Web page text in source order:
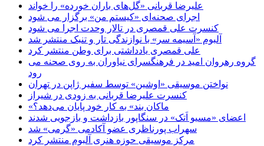
علیرضا قربانی «گل‌های باران خورده» را خواند
اجرای صحنه‌ای «کیستم من» برگزار می شود
کنسرت علی قمصری در تالار وحدت اجرا می شود
آلبوم «آسیمه سر» با نوازندگی تار و تنبک منتشر شد
علی قمصری یادداشتی برای وطن منتشر کرد
گروه رهروان امید در فرهنگسرای نیاوران به روی صحنه می
رود
نواختن موسیقی «اوشین» توسط سفیر ژاپن در تهران
کنسرت علیرضا قربانی به زودی در شیراز
«ماکان بند» به کار خود پایان می‌دهد؟
اعضای «مسیو اَتک» در سنگاپور بازداشت و بازجویی شدند
سهراب پورناظری عضو آکادمی «گرمی» شد
مرکز موسیقی حوزه هنری آلبوم منتشر کرد